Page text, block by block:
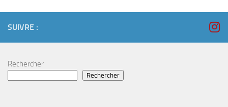
SUIVRE :
Rechercher
Rechercher